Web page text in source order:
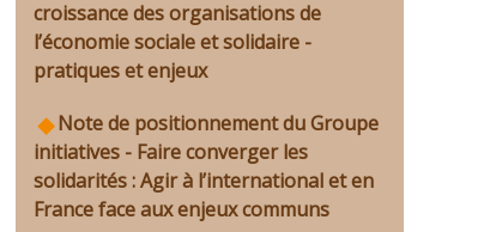
croissance des organisations de
l’économie sociale et solidaire -
pratiques et enjeux
Note de positionnement du Groupe
initiatives - Faire converger les
solidarités : Agir à l’international et en
France face aux enjeux communs